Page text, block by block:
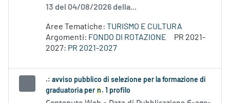
13 del 04/08/2026 della...
Aree Tematiche: TURISMO E CULTURA
Argomenti: FONDO DI ROTAZIONE
PR 2021-
2027: PR 2021-2027
.: avviso pubblico di selezione per la formazione di
graduatoria per n . 1 profilo